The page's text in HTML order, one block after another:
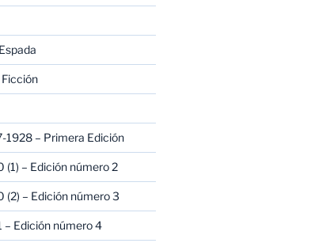
1928 – Primera Edición
– Edición número 2
(2) – Edición número 3
– Edición número 4